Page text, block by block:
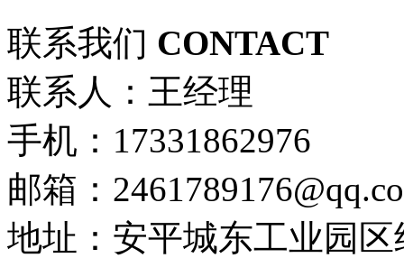
联系我们 CONTACT
联系人：王经理
手机：17331862976
邮箱：
地址：安平城东工业园区